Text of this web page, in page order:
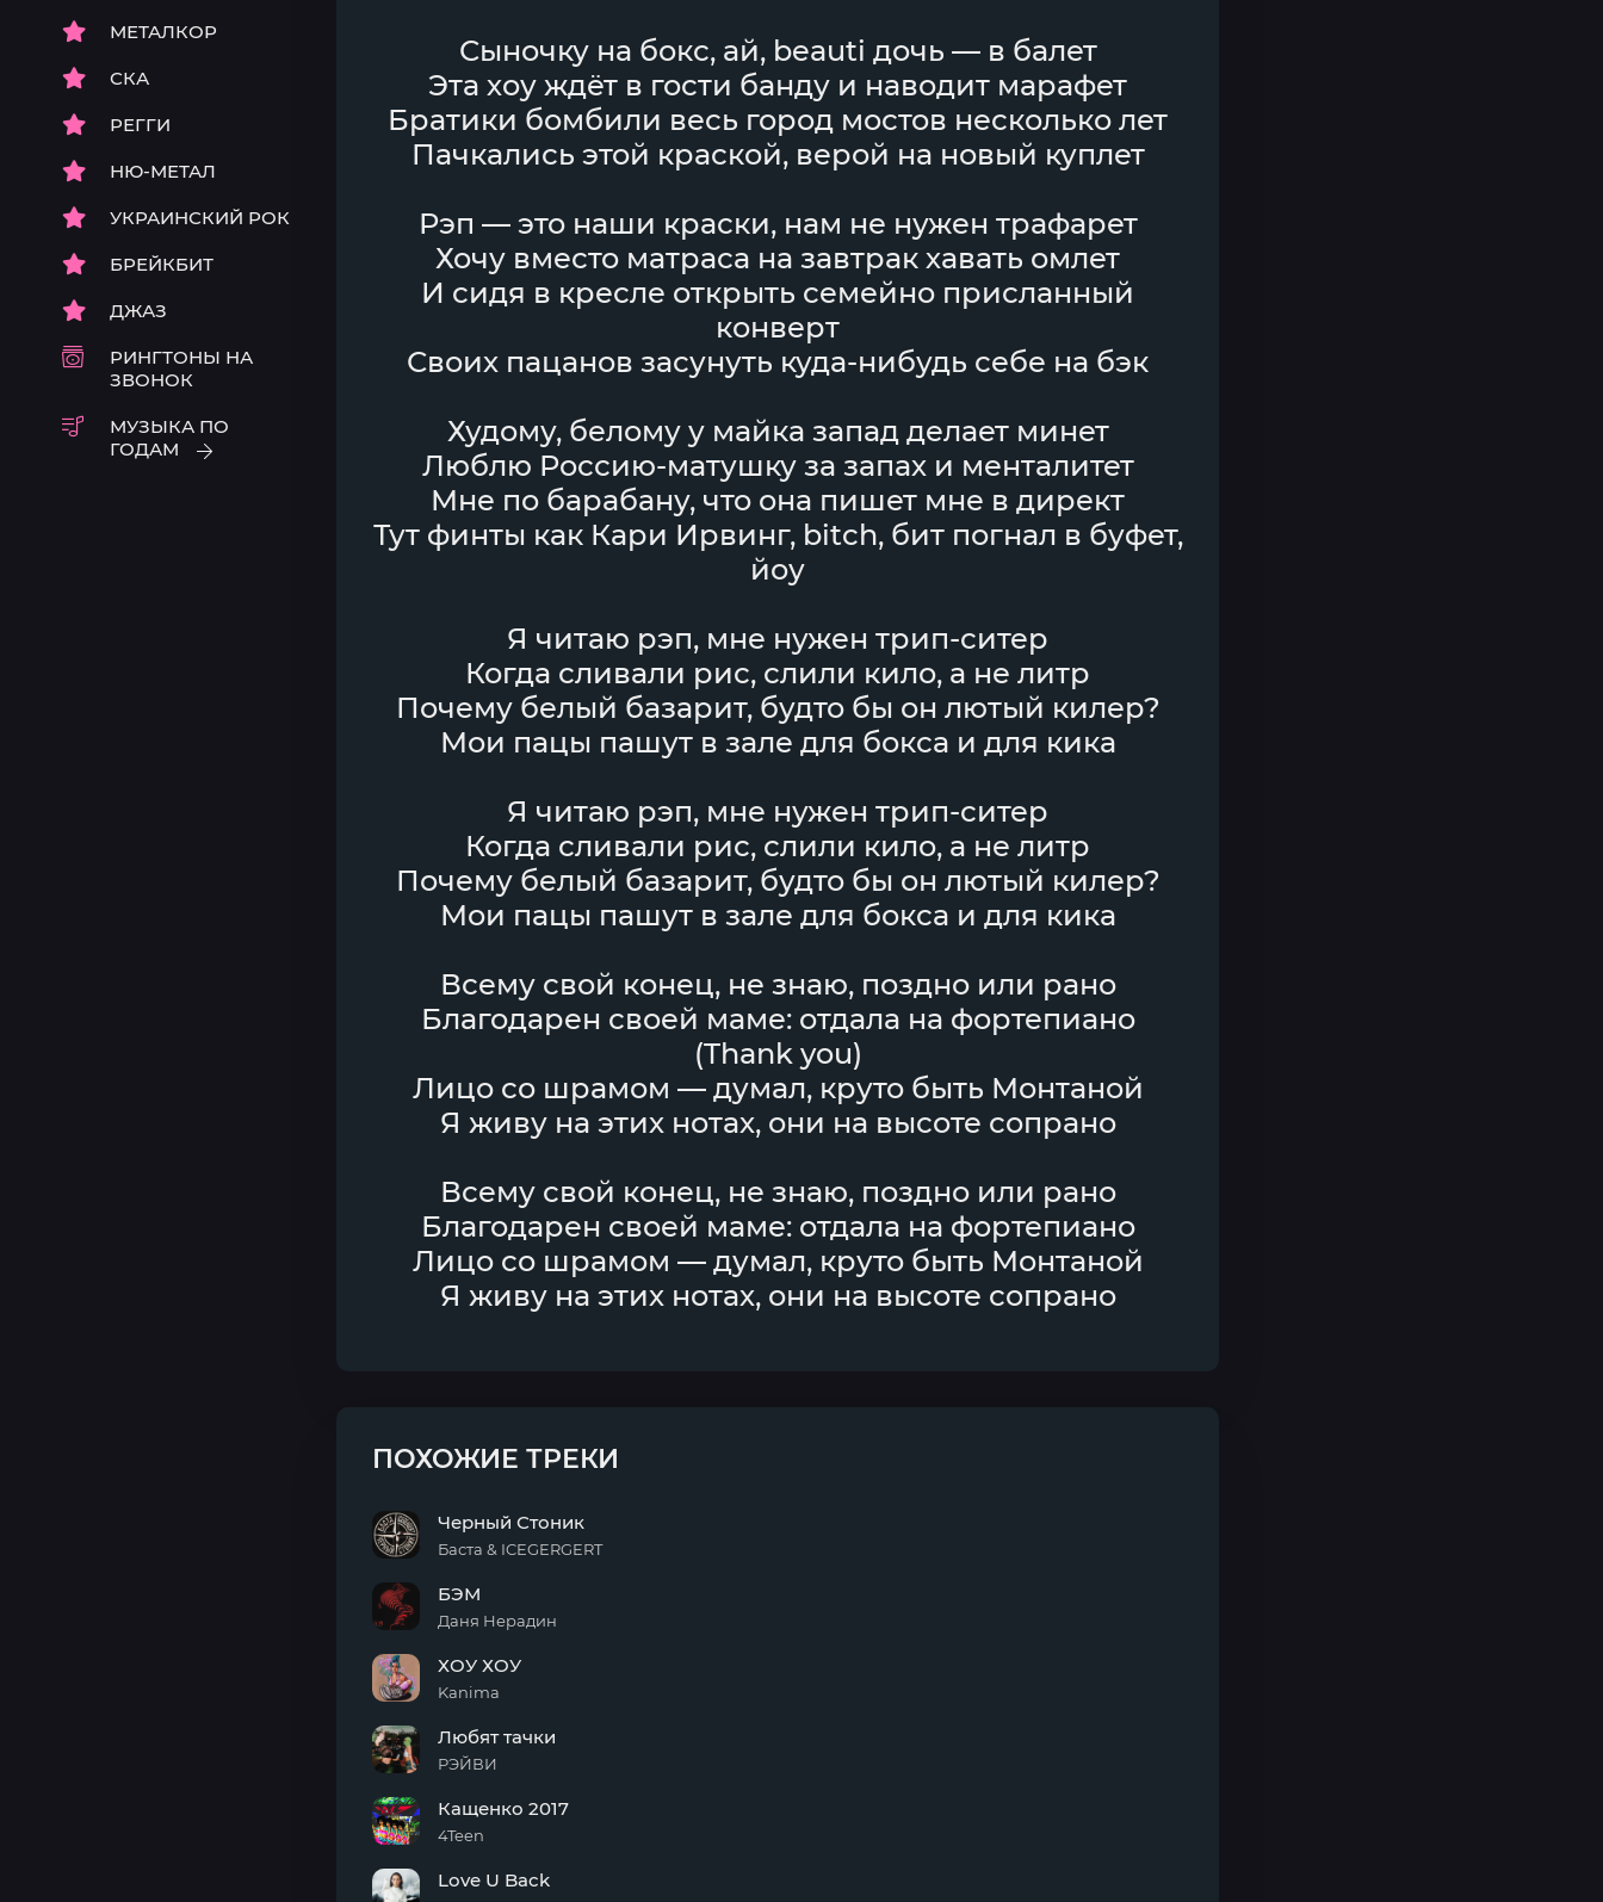
МЕТАЛКОР
СКА
РЕГГИ
НЮ-МЕТАЛ
УКРАИНСКИЙ РОК
БРЕЙКБИТ
ДЖАЗ
РИНГТОНЫ НА
ЗВОНОК
МУЗЫКА ПО
ГОДАМ
Сыночку на бокс, ай, beauti дочь — в балет
Эта хоу ждёт в гости банду и наводит марафет
Братики бомбили весь город мостов несколько лет
Пачкались этой краской, верой на новый куплет
Рэп — это наши краски, нам не нужен трафарет
Хочу вместо матраса на завтрак хавать омлет
И сидя в кресле открыть семейно присланный
конверт
Своих пацанов засунуть куда-нибудь себе на бэк
Худому, белому у майка запад делает минет
Люблю Россию-матушку за запах и менталитет
Мне по барабану, что она пишет мне в директ
Тут финты как Кари Ирвинг, bitch, бит погнал в буфет,
йоу
Я читаю рэп, мне нужен трип-ситер
Когда сливали рис, слили кило, а не литр
Почему белый базарит, будто бы он лютый килер?
Мои пацы пашут в зале для бокса и для кика
Я читаю рэп, мне нужен трип-ситер
Когда сливали рис, слили кило, а не литр
Почему белый базарит, будто бы он лютый килер?
Мои пацы пашут в зале для бокса и для кика
Всему свой конец, не знаю, поздно или рано
Благодарен своей маме: отдала на фортепиано
(Thank you)
Лицо со шрамом — думал, круто быть Монтаной
Я живу на этих нотах, они на высоте сопрано
Всему свой конец, не знаю, поздно или рано
Благодарен своей маме: отдала на фортепиано
Лицо со шрамом — думал, круто быть Монтаной
Я живу на этих нотах, они на высоте сопрано
ПОХОЖИЕ ТРЕКИ
Стоник
Черный Стоник
Баста & ICEGERGERT
БЭМ
Даня Нерадин
ХОУ
ХОУ ХОУ
Kanima
тачки
Любят тачки
РЭЙВИ
2017
Кащенко 2017
4Teen
Love U Back